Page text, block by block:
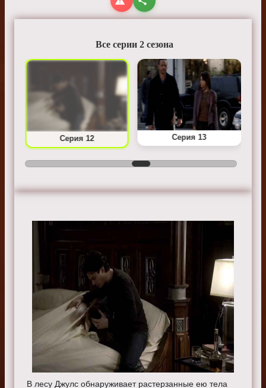
Все серии 2 сезона
Серия 12 Серия 13
В лесу Джулс обнаруживает растерзанные ею тела